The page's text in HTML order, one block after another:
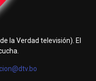
la Verdad televisión). El